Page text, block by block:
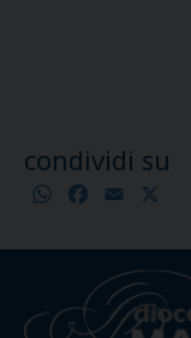
condividi su
WhatsApp
Facebook
Email